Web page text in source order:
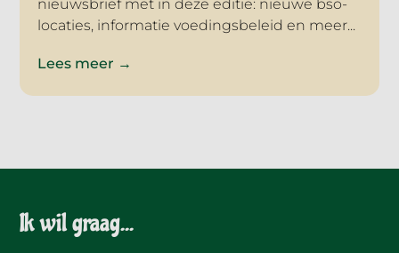
nieuwsbrief met in deze editie: nieuwe bso-
locaties, informatie voedingsbeleid en meer...
Lees meer →
Ik wil graag...